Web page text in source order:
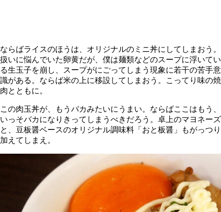
ならばライスのほうは、オリジナルのミニ丼にしてしまおう。
扱いに悩んでいた卵黄だが、僕は麺類などのスープに浮いてい
る生玉子を崩し、スープがにごってしまう現象に若干の苦手意
識がある。ならば米の上に移設してしまおう。こってり味の焼
肉とともに。
この肉玉丼が、もうバカみたいにうまい。ならばここはもう、
いっそバカになりきってしまうべきだろう。卓上のマヨネーズ
と、豆板醤ベースのオリジナル調味料「おと板醤」もがっつり
加えてしまえ。